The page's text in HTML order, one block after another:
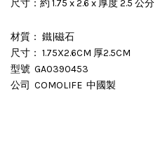
尺寸：約 1.75 x 2.6 x 厚度 2.5 公分
材質： 鐵|磁石
尺寸： 1.75X2.6CM 厚2.5CM
型號 GA0390453
公司 COMOLIFE 中國製